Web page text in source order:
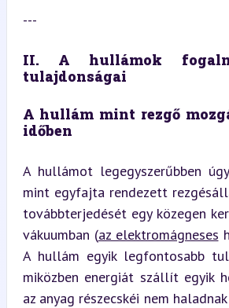
---
II. A hullámok
tulajdonságai
A hullám mint rezgő
időben
A hullámot legegyszerűbben
mint egyfajta rendezett
továbbterjedését egy közegen
vákuumban (az elektromágneses
A hullám egyik legfontosabb
miközben energiát szállít egyik
az anyag részecskéi nem